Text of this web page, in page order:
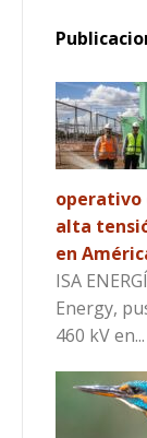
operativo
alta
en
ISA
Energy,
460 kV en...